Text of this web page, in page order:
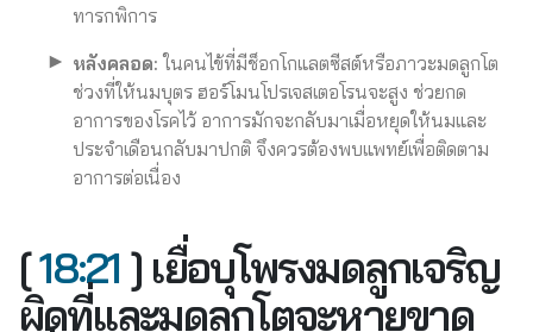
ทารกพิการ
หลังคลอด: ในคนไข้ที่มีช็อกโกแลตซีสต์หรือภาวะมดลูกโต
ช่วงที่ให้นมบุตร ฮอร์โมนโปรเจสเตอโรนจะสูง ช่วยกด
อาการของโรคไว้ อาการมักจะกลับมาเมื่อหยุดให้นมและ
ประจำเดือนกลับมาปกติ จึงควรต้องพบแพทย์เพื่อติดตาม
อาการต่อเนื่อง
[18:21 ] เยื่อบุโพรงมดลูกเจริญ
ผิดที่และมดลูกโตจะหายขาด